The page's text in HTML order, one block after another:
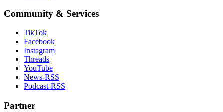
Community & Services
TikTok
Facebook
Instagram
Threads
YouTube
News-RSS
Podcast-RSS
Partner